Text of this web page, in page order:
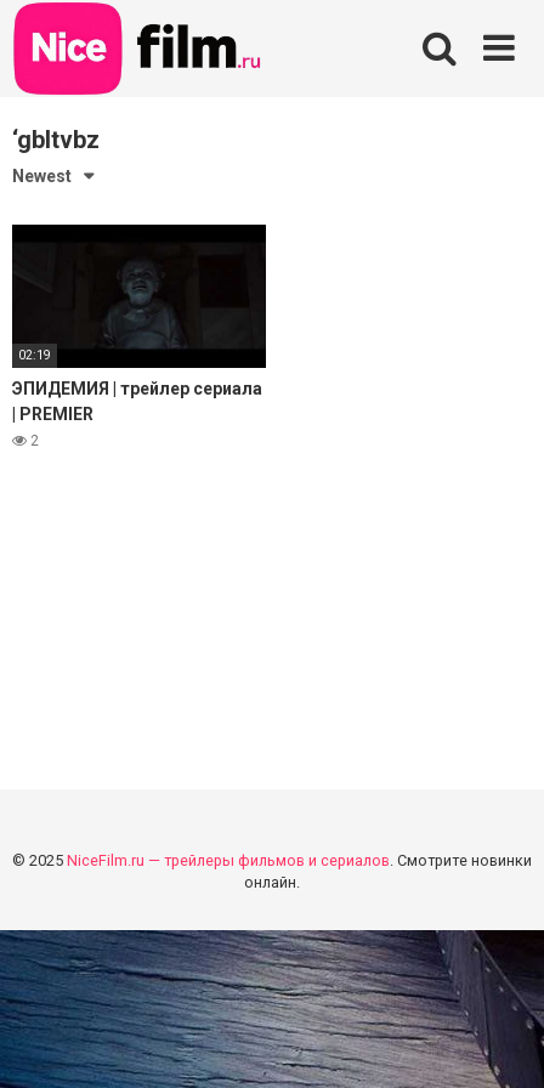
Skip
to
content
‘gbltvbz
Newest
02:19
ЭПИДЕМИЯ | трейлер сериала
| PREMIER
2
© 2025 NiceFilm.ru — трейлеры фильмов и сериалов. Смотрите новинки
онлайн.